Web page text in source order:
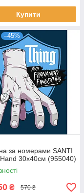
Купити
–45%
за номерами SANTI
30х40см (955040)
₴ 570 ₴